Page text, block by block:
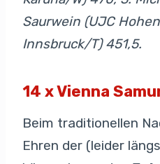
Saurwein (UJC
Innsbruck/T) 451,5.
14 x Vienna
Beim traditionellen
Ehren der (leider